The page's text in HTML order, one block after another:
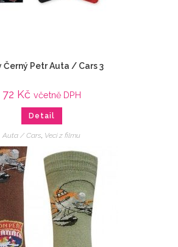
Černý Petr Auta / Cars 3
72 Kč včetně DPH
Detail
Auta / Cars, Veci z filmu